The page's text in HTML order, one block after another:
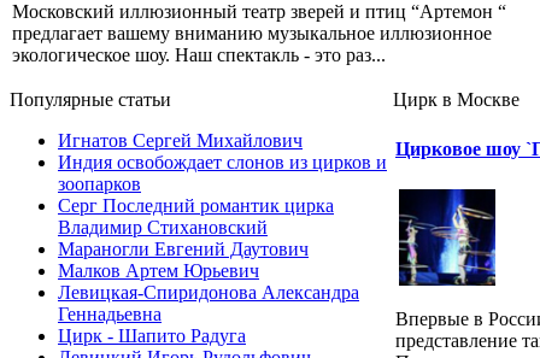
Московский иллюзионный театр зверей и птиц “Артемон “
предлагает вашему вниманию музыкальное иллюзионное
экологическое шоу. Наш спектакль - это раз...
Популярные cтатьи
Игнатов Сергей Михайлович
Индия освобождает слонов из цирков и
зоопарков
Серг Последний романтик цирка
Владимир Стихановский
Мараногли Евгений Даутович
Малков Артем Юрьевич
Левицкая-Спиридонова Александра
Геннадьевна
Цирк - Шапито Радуга
Цирк в Москве
Цирковое шоу
Впервые в
представление